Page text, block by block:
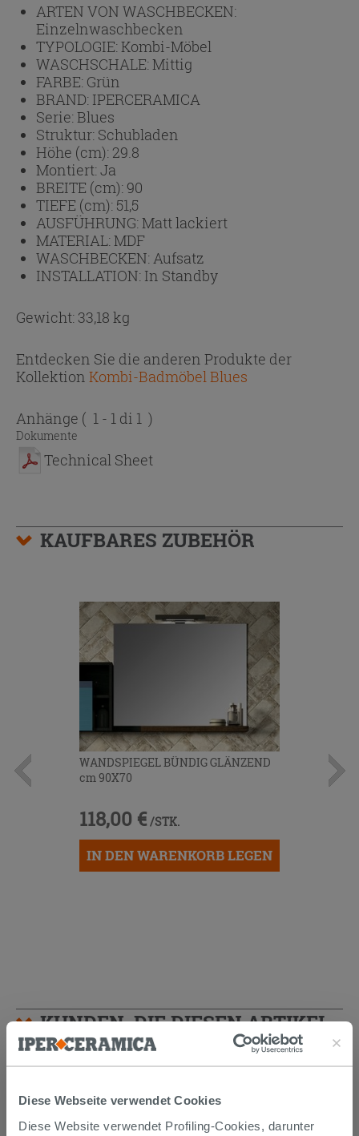
Diese Webseite verwendet Cookies
Diese Website verwendet Profiling-Cookies, darunter
ARTEN VON WASCHBECKEN:
Einzelnwaschbecken
TYPOLOGIE:Kombi-Möbel
WASCHSCHALE:Mittig
FARBE: Grün
BRAND: IPERCERAMICA
Serie:Blues
Struktur: Schubladen
Höhe (cm): 29.8
Montiert:Ja
BREITE (cm): 90
TIEFE (cm): 51,5
AUSFÜHRUNG:Matt lackiert
MATERIAL:MDF
WASCHBECKEN: Aufsatz
INSTALLATION: In Standby
Gewicht: 33,18 kg
Entdecken Sie die anderen Produkte der
Kollektion Kombi-Badmöbel Blues
Anhänge ( 1 - 1 di 1 )
Dokumente
Technical Sheet
KAUFBARES ZUBEHÖR
WANDSPIEGEL BÜNDIG GLÄNZEND
cm 90X70
118,00 € /STK.
IN DEN WARENKORB LEGEN
KUNDEN, DIE DIESEN ARTIKEL
GEKAUFT HABEN, KAUFTEN
AUCH...